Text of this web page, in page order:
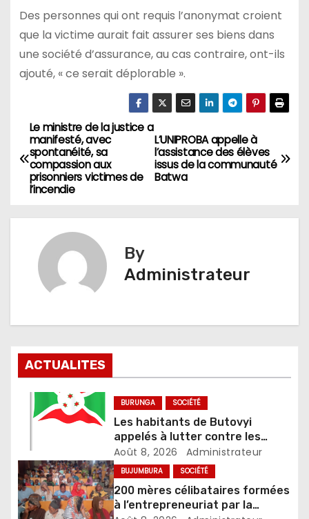
Des personnes qui ont requis l’anonymat croient
que la victime aurait fait assurer ses biens dans
une société d’assurance, au cas contraire, ont-ils
ajouté, « ce serait déplorable ».
Navigation
de
l’article
L’UNIPROBA appelle à
l’assistance des élèves
issus de la communauté
Batwa
Le ministre de la justice a
manifesté, avec
spontanéité, sa
compassion aux
prisonniers victimes de
l’incendie
By
Administrateur
ACTUALITES
BURUNGA SOCIÉTÉ
Les habitants de Butovyi
appelés à lutter contre les
stupéfiants et les accusations
de sorcellerie
Août 8, 2026 Administrateur
BUJUMBURA SOCIÉTÉ
200 mères célibataires formées
à l’entrepreneuriat par la